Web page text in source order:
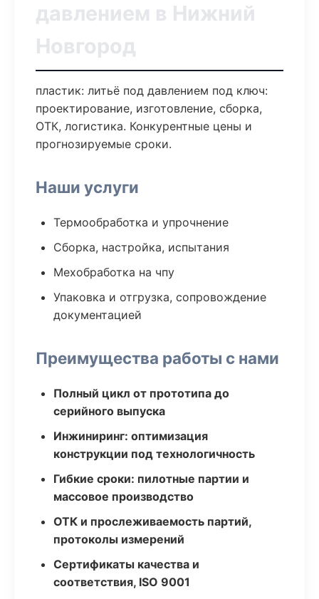
давлением в Нижний
Новгород
пластик: литьё под давлением под ключ:
проектирование, изготовление, сборка,
ОТК, логистика. Конкурентные цены и
прогнозируемые сроки.
Наши услуги
Термообработка и упрочнение
Сборка, настройка, испытания
Мехобработка на чпу
Упаковка и отгрузка, сопровождение
документацией
Преимущества работы с нами
Полный цикл от прототипа до
серийного выпуска
Инжиниринг: оптимизация
конструкции под технологичность
Гибкие сроки: пилотные партии и
массовое производство
ОТК и прослеживаемость партий,
протоколы измерений
Сертификаты качества и
соответствия, ISO 9001